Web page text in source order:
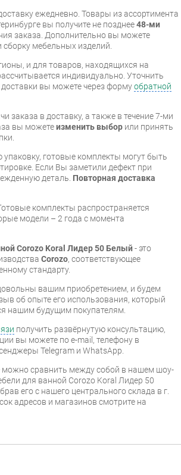
ежедневно. Товары из ассортимента
вы получите не позднее48-ми
заказа. Дополнительно вы можете
мебельных изделий.
и для товаров, находящихся на
индивидуально. Уточнить
вы можете через формуобратной
заказа в доставку, а также в течение 7-ми
вы можетеизменить выбор или принять
упаковку, готовые комплекты могут быть
Если Вы заметили дефект при
деталь. Повторная доставка
комплекты распространяется
модели – 2 года с момента
Corozo Koral Лидер 50 Белый- это
Corozo, соответствующее
стандарту.
вашим приобретением, и будем
об опыте его использования, который
нашим будущим покупателям.
получить развёрнутую консультацию,
вы можете по e-mail, телефону в
Telegram и WhatsApp.
сравнить между собой в нашем шоу-
для ванной Corozo Koral Лидер 50
его с нашего центрального склада в г.
адресов и магазинов смотрите на